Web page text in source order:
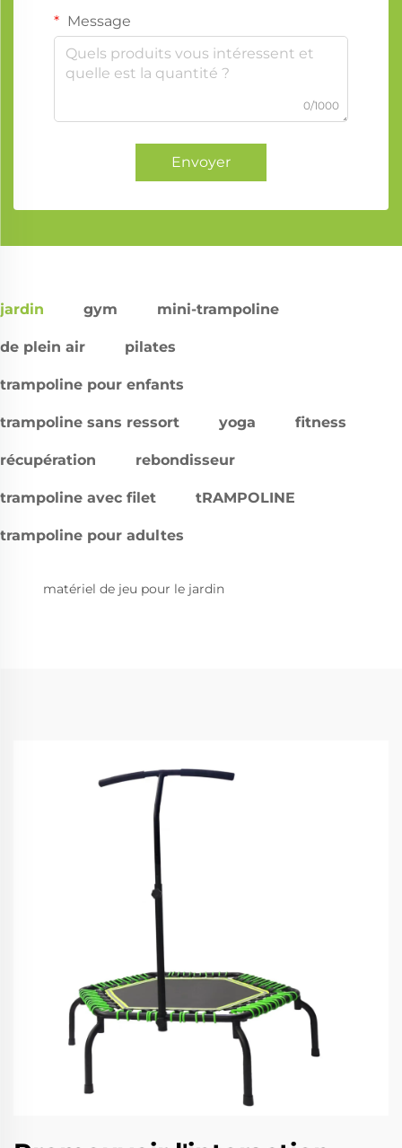
Message
0/1000
Envoyer
jardin gym mini-trampoline
de plein air pilates
trampoline pour enfants
trampoline sans ressort yoga fitness
récupération rebondisseur
trampoline avec filet tRAMPOLINE
trampoline pour adultes
matériel de jeu pour le jardin